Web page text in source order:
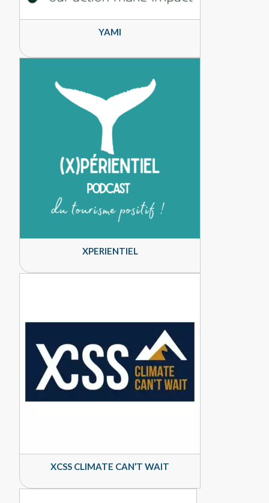
YAMI
XPERIENTIEL
XCSS CLIMATE CAN’T WAIT